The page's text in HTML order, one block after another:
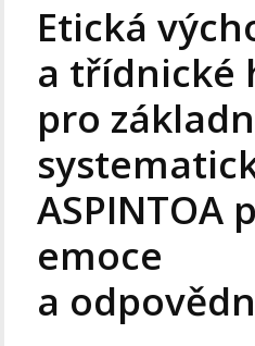
Etická
a třídnické
pro
ASPINTOA
emoce
a